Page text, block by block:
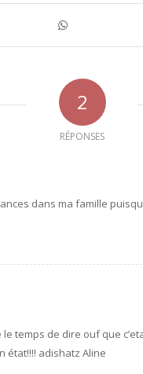
2
RÉPONSES
dans ma famille
temps de dire ouf que
état!!!! adishatz Aline